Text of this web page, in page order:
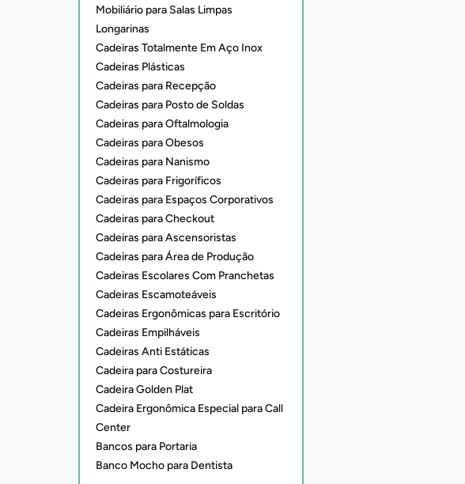
Mobiliário para Salas Limpas
Longarinas
Cadeiras Totalmente Em Aço Inox
Cadeiras Plásticas
Cadeiras para Recepção
Cadeiras para Posto de Soldas
Cadeiras para Oftalmologia
Cadeiras para Obesos
Cadeiras para Nanismo
Cadeiras para Frigoríficos
Cadeiras para Espaços Corporativos
Cadeiras para Checkout
Cadeiras para Ascensoristas
Cadeiras para Área de Produção
Cadeiras Escolares Com Pranchetas
Cadeiras Escamoteáveis
Cadeiras Ergonômicas para Escritório
Cadeiras Empilháveis
Cadeiras Anti Estáticas
Cadeira para Costureira
Cadeira Golden Plat
Cadeira Ergonômica Especial para Call
Center
Bancos para Portaria
Banco Mocho para Dentista